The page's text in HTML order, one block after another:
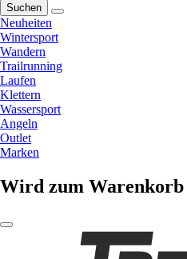
Suchen
Neuheiten
Wintersport
Wandern
Trailrunning
Laufen
Klettern
Wassersport
Angeln
Outlet
Marken
Wird zum Warenkorb